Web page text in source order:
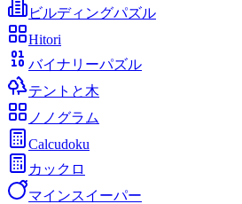
ビルディングパズル
Hitori
バイナリーパズル
テントと木
ノノグラム
Calcudoku
カックロ
マインスイーパー